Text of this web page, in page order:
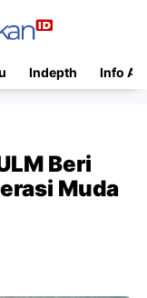
Indepth Info
Beri
Muda